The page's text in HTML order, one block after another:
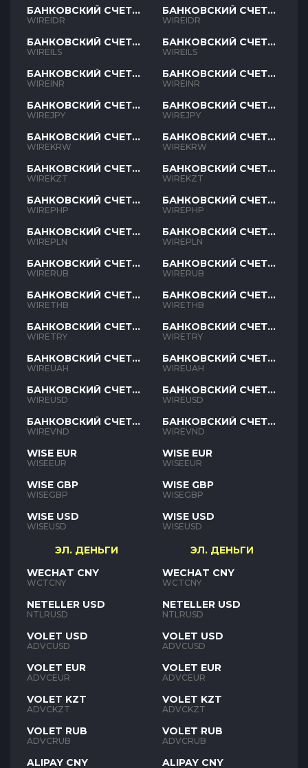
БАНКОВСКИЙ СЧЕТ
IDR
WIREIDR
БАНКОВСКИЙ СЧЕТ
ILS
WIREILS
БАНКОВСКИЙ СЧЕТ
INR
WIREINR
БАНКОВСКИЙ СЧЕТ
JPY
WIREJPY
БАНКОВСКИЙ СЧЕТ
KRW
WIREKRW
БАНКОВСКИЙ СЧЕТ
KZT
WIREKZT
БАНКОВСКИЙ СЧЕТ
PHP
WIREPHP
БАНКОВСКИЙ СЧЕТ
PLN
WIREPLN
БАНКОВСКИЙ СЧЕТ
RUB
WIRERUB
БАНКОВСКИЙ СЧЕТ
THB
WIRETHB
БАНКОВСКИЙ СЧЕТ
TRY
WIRETRY
БАНКОВСКИЙ СЧЕТ
UAH
WIREUAH
БАНКОВСКИЙ СЧЕТ
USD
WIREUSD
БАНКОВСКИЙ СЧЕТ
VND
WIREVND
WISE EUR
WISEEUR
WISE GBP
WISEGBP
WISE USD
WISEUSD
ЭЛ. ДЕНЬГИ
WECHAT CNY
WCTCNY
NETELLER USD
NTLRUSD
VOLET USD
ADVCUSD
VOLET EUR
ADVCEUR
VOLET KZT
ADVCKZT
VOLET RUB
ADVCRUB
ALIPAY CNY
БАНКОВСКИЙ СЧЕТ
IDR
WIREIDR
БАНКОВСКИЙ СЧЕТ
ILS
WIREILS
БАНКОВСКИЙ СЧЕТ
INR
WIREINR
БАНКОВСКИЙ СЧЕТ
JPY
WIREJPY
БАНКОВСКИЙ СЧЕТ
KRW
WIREKRW
БАНКОВСКИЙ СЧЕТ
KZT
WIREKZT
БАНКОВСКИЙ СЧЕТ
PHP
WIREPHP
БАНКОВСКИЙ СЧЕТ
PLN
WIREPLN
БАНКОВСКИЙ СЧЕТ
RUB
WIRERUB
БАНКОВСКИЙ СЧЕТ
THB
WIRETHB
БАНКОВСКИЙ СЧЕТ
TRY
WIRETRY
БАНКОВСКИЙ СЧЕТ
UAH
WIREUAH
БАНКОВСКИЙ СЧЕТ
USD
WIREUSD
БАНКОВСКИЙ СЧЕТ
VND
WIREVND
WISE EUR
WISEEUR
WISE GBP
WISEGBP
WISE USD
WISEUSD
ЭЛ. ДЕНЬГИ
WECHAT CNY
WCTCNY
NETELLER USD
NTLRUSD
VOLET USD
ADVCUSD
VOLET EUR
ADVCEUR
VOLET KZT
ADVCKZT
VOLET RUB
ADVCRUB
ALIPAY CNY